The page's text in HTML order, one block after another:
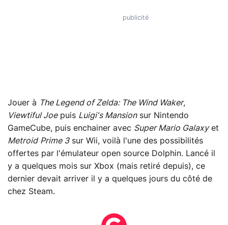
Jouer à The Legend of Zelda: The Wind Waker,
Viewtiful Joepuis Luigi's Mansionsur Nintendo
GameCube, puis enchainer avec Super Mario Galaxyet
Metroid Prime 3sur Wii, voilà l'une des possibilités
offertes par
l'émulateur open source Dolphin. Lancé il
y a quelques mois sur Xbox (mais retiré depuis), ce
dernier devait arriver il y a quelques jours du côté de
chez Steam.